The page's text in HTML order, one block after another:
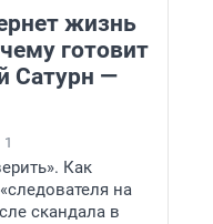
жизнь
готовит
Сатурн —
1
Как
на
скандала в